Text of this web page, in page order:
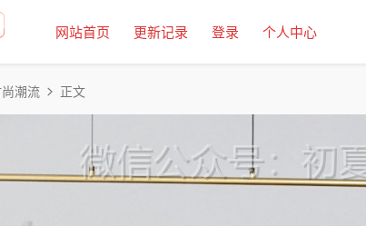
网站首页 更新记录 登录 个人中心
尚潮流 正文